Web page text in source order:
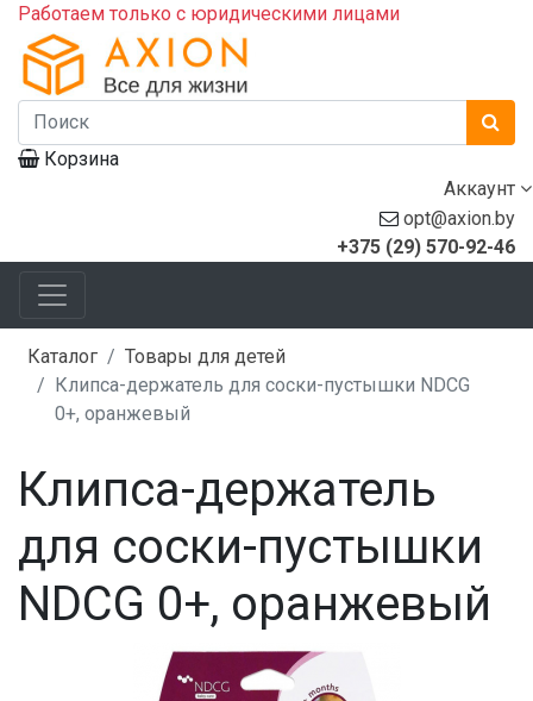
Работаем только с юридическими лицами
Корзина
Аккаунт
opt@axion.by
+375 (29) 570-92-46
Каталог
Товары для детей
Клипса-держатель для соски-пустышки NDCG
0+, оранжевый
Клипса-держатель
для соски-пустышки
NDCG 0+, оранжевый